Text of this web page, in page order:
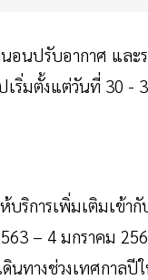
นอนปรับอากาศ แ
เริ่มตั้งแต่วันที่ 30 -
บริการเพิ่มเติมเข้
– 4 มกราคม
นทางช่วงเทศกาล